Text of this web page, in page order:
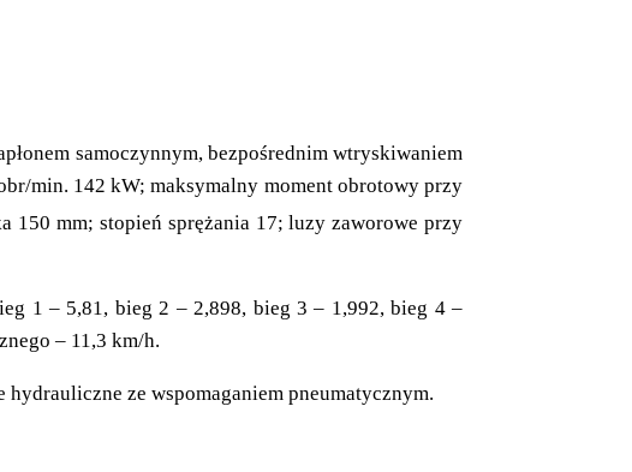
samoczynnym, bezpośrednim wtryskiwaniem
min. 142 kW; maksymalny moment obrotowy przy
150 mm; stopień sprężania 17; luzy zaworowe przy
1 – 5,81, bieg 2 – 2,898, bieg 3 – 1,992, bieg 4 –
– 11,3 km/h.
hydrauliczne ze wspomaganiem pneumatycznym.